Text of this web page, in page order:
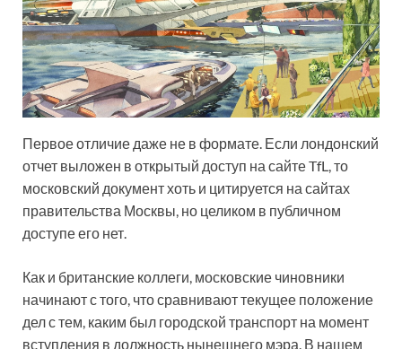
Первое отличие даже не в формате. Если лондонский
отчет выложен в открытый доступ на сайте TfL, то
московский документ хоть и цитируется на сайтах
правительства Москвы, но целиком в публичном
доступе его нет.
Как и британские коллеги, московские чиновники
начинают с того, что сравнивают текущее положение
дел с тем, каким был городской транспорт на момент
вступления в должность нынешнего мэра. В нашем